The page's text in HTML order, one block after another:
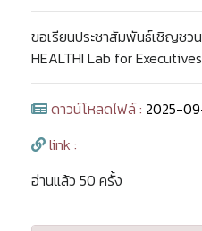
ขอเรียนประชาสัมพันธ์เชิญชว
HEALTHI Lab for Executives
ดาวน์โหลดไฟล์ : 2025-
link :
อ่านแล้ว 50 ครั้ง